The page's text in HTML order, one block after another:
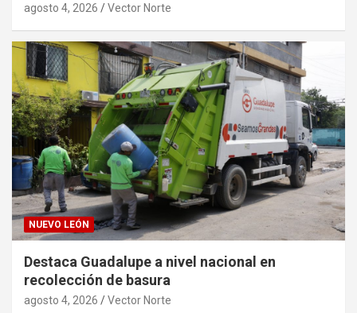
agosto 4, 2026 Vector Norte
NUEVO LEÓN
Destaca Guadalupe a nivel nacional en
recolección de basura
agosto 4, 2026 Vector Norte